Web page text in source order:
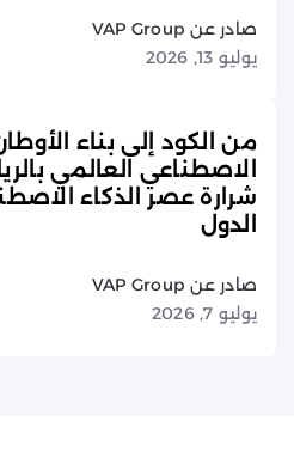
صادر عن VAP Group
يوليو 13, 2026
من الكود إلى بناء
شرارة عصر الذكاء
الدول
صادر عن VAP Group
يوليو 7, 2026